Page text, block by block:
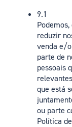
9.1
reduzir
venda e/
parte de
pessoais
que está
ou parte
Política